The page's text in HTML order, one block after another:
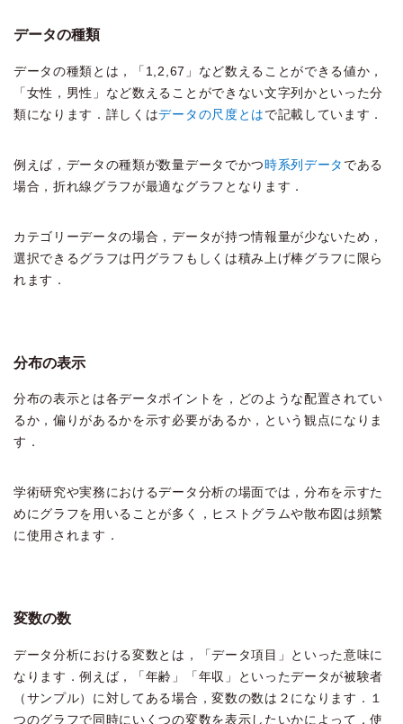
データの種類
データの種類とは，「1,2,67」など数えることができる値か，
「女性，男性」など数えることができない文字列かといった分
類になります．詳しくはデータの尺度とは で記載しています．
例えば，データの種類が数量データでかつ時系列データ である
場合，折れ線グラフが最適なグラフとなります．
カテゴリーデータの場合，データが持つ情報量が少ないため，
選択できるグラフは円グラフもしくは積み上げ棒グラフに限ら
れます．
分布の表示
分布の表示とは各データポイントを，どのような配置されてい
るか，偏りがあるかを示す必要があるか，という観点になりま
す．
学術研究や実務におけるデータ分析の場面では，分布を示すた
めにグラフを用いることが多く，ヒストグラムや散布図は頻繁
に使用されます．
変数の数
データ分析における変数とは，「データ項目」といった意味に
なります．例えば，「年齢」「年収」といったデータが被験者
（サンプル）に対してある場合，変数の数は２になります．１
つのグラフで同時にいくつの変数を表示したいかによって，使